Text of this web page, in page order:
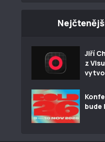
Jiří
z
bude